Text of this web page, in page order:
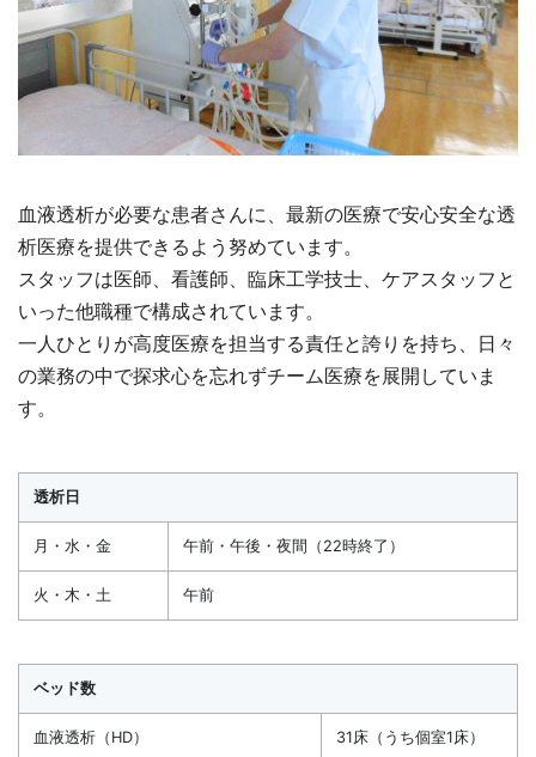
血液透析が必要な患者さんに、最新の医療で安心安全な透
析医療を提供できるよう努めています。
スタッフは医師、看護師、臨床工学技士、ケアスタッフと
いった他職種で構成されています。
一人ひとりが高度医療を担当する責任と誇りを持ち、日々
の業務の中で探求心を忘れずチーム医療を展開していま
す。
透析日
月・水・金 午前・午後・夜間（22時終了）
火・木・土 午前
ベッド数
血液透析（HD） 31床（うち個室1床）